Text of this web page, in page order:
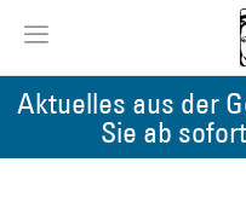
Aktuelles aus der
Sie ab